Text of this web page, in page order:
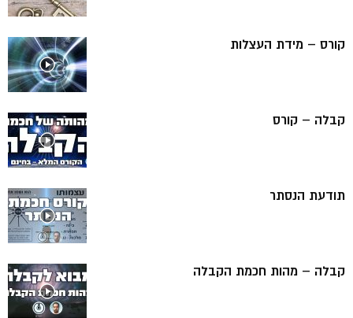
קורס – מידת העצלות
קבלה – קורס
תודעת הנסתר
קבלה – מהות חכמת הקבלה